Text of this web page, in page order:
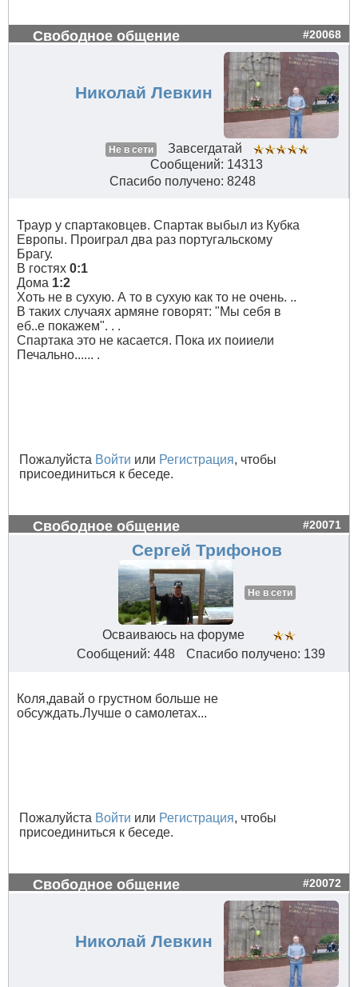
Свободное общение #20068
Николай Левкин
Не в сети
Завсегдатай
Сообщений: 14313
Спасибо получено: 8248
Траур у спартаковцев. Спартак выбыл из Кубка
Европы. Проиграл два раз португальскому
Брагу.
В гостях 0:1
Дома 1:2
Хоть не в сухую. А то в сухую как то не очень. ..
В таких случаях армяне говорят: "Мы себя в
еб..е покажем". . .
Спартака это не касается. Пока их поииели
Печально...... .
Пожалуйста Войти или Регистрация, чтобы
присоединиться к беседе.
Свободное общение #20071
Сергей Трифонов
Не в сети
Осваиваюсь на форуме
Сообщений: 448
Спасибо получено: 139
Коля,давай о грустном больше не
обсуждать.Лучше о самолетах...
Пожалуйста Войти или Регистрация, чтобы
присоединиться к беседе.
Свободное общение #20072
Николай Левкин